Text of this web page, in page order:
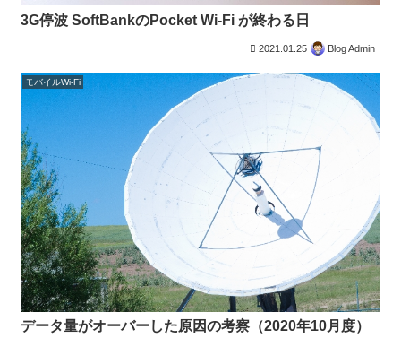
3G停波 SoftBankのPocket Wi-Fi が終わる日
2021.01.25 Blog Admin
モバイルWi-Fi
データ量がオーバーした原因の考察（2020年10月度）